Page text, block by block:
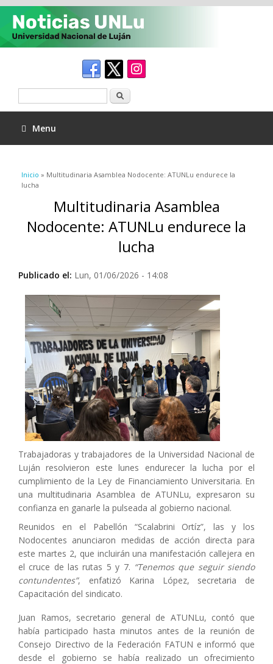
Menu
Se encuentra usted aquí
Inicio » Multitudinaria Asamblea Nodocente: ATUNLu endurece la
lucha
Multitudinaria Asamblea
Nodocente: ATUNLu endurece la
lucha
Publicado el: Lun, 01/06/2026 - 14:08
Trabajadoras y trabajadores de la Universidad Nacional de
Luján resolvieron este lunes endurecer la lucha por el
cumplimiento de la Ley de Financiamiento Universitaria. En
una multitudinaria Asamblea de ATUNLu, expresaron su
confianza en ganarle la pulseada al gobierno nacional.
Reunidos en el Pabellón “Scalabrini Ortíz”, las y los
Nodocentes anunciaron medidas de acción directa para
este martes 2, que incluirán una manifestación callejera en
el cruce de las rutas 5 y 7. “Tenemos que seguir siendo
contundentes”, enfatizó Karina López, secretaria de
Capacitación del sindicato.
Juan Ramos, secretario general de ATUNLu, contó que
había participado hasta minutos antes de la reunión de
Consejo Directivo de la Federación FATUN e informó que
desde el gobierno se había realizado un ofrecimiento